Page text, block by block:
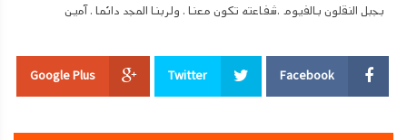
بجبل النقلون بالفيوم .شفاعته تكون معنا . ولربنا المجد دائما . آمين
اليوم )
نياحة يشوع ابن نون النبى ( 26 بـؤونة)
في مثل هذا اليوم من سنة 2570 للعالم تنيح النبي العظيم يشوع بن نون . ولد
Facebook
Twitter
Google Plus